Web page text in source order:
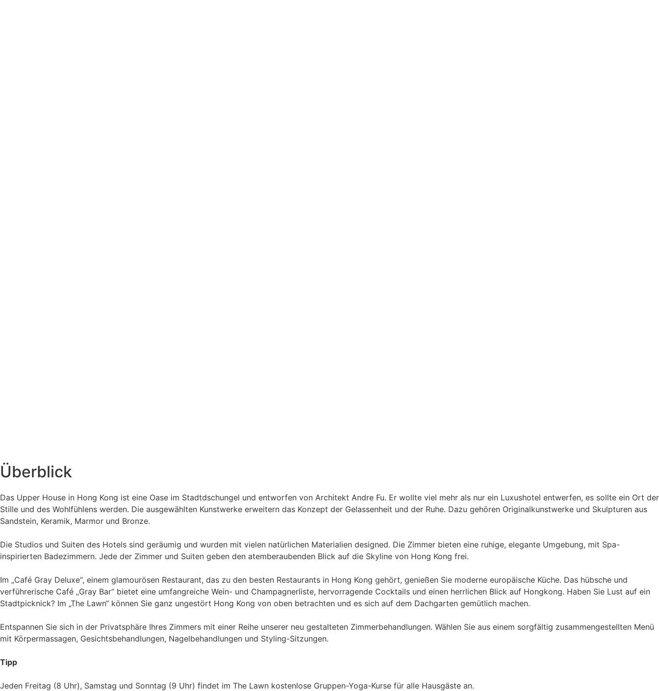
Überblick
Das Upper House in Hong Kong ist eine Oase im Stadtdschungel und entworfen von Architekt Andre Fu. Er wollte viel mehr als nur ein Luxushotel entwerfen, es sollte ein Ort der
Stille und des Wohlfühlens werden. Die ausgewählten Kunstwerke erweitern das Konzept der Gelassenheit und der Ruhe. Dazu gehören Originalkunstwerke und Skulpturen aus
Sandstein, Keramik, Marmor und Bronze.
Die Studios und Suiten des Hotels sind geräumig und wurden mit vielen natürlichen Materialien designed. Die Zimmer bieten eine ruhige, elegante Umgebung, mit Spa-
inspirierten Badezimmern. Jede der Zimmer und Suiten geben den atemberaubenden Blick auf die Skyline von Hong Kong frei.
Im „Café Gray Deluxe“, einem glamourösen Restaurant, das zu den besten Restaurants in Hong Kong gehört, genießen Sie moderne europäische Küche. Das hübsche und
verführerische Café „Gray Bar“ bietet eine umfangreiche Wein- und Champagnerliste, hervorragende Cocktails und einen herrlichen Blick auf Hongkong. Haben Sie Lust auf ein
Stadtpicknick? Im „The Lawn“ können Sie ganz ungestört Hong Kong von oben betrachten und es sich auf dem Dachgarten gemütlich machen.
Entspannen Sie sich in der Privatsphäre Ihres Zimmers mit einer Reihe unserer neu gestalteten Zimmerbehandlungen. Wählen Sie aus einem sorgfältig zusammengestellten Menü
mit Körpermassagen, Gesichtsbehandlungen, Nagelbehandlungen und Styling-Sitzungen.
Tipp
Jeden Freitag (8 Uhr), Samstag und Sonntag (9 Uhr) findet im The Lawn kostenlose Gruppen-Yoga-Kurse für alle Hausgäste an.